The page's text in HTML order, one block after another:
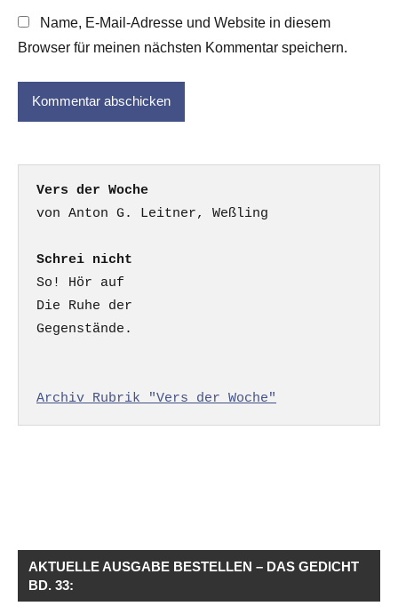
Name, E-Mail-Adresse und Website in diesem
Browser für meinen nächsten Kommentar speichern.
Vers der Woche
Schrei nicht
So! Hör auf
Die Ruhe der
Gegenstände.
Archiv Rubrik "Vers der Woche"
AKTUELLE AUSGABE BESTELLEN – DAS GEDICHT
BD. 33: